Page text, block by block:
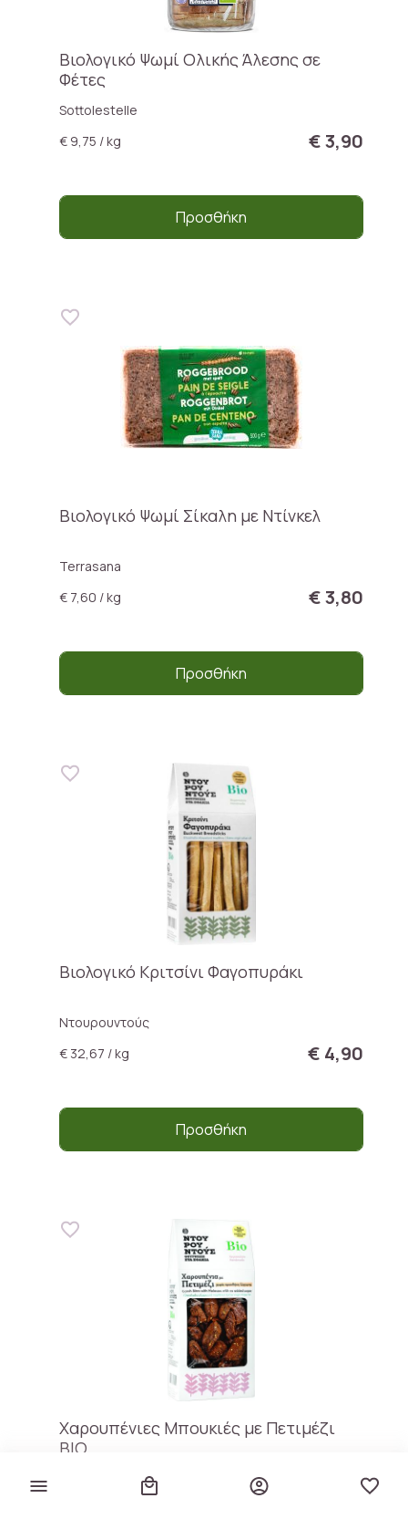
Βιολογικό Ψωμί Ολικής Άλεσης σε
Φέτες
Sottolestelle
€ 9,75 / kg
€ 3,90
Προσθήκη
Βιολογικό Ψωμί Σίκαλη με Ντίνκελ
Terrasana
€ 7,60 / kg
€ 3,80
Προσθήκη
Βιολογικό Κριτσίνι Φαγοπυράκι
Ντουρουντούς
€ 32,67 / kg
€ 4,90
Προσθήκη
Χαρουπένιες Μπουκιές με Πετιμέζι
ΒΙΟ
Ντουρουντούς